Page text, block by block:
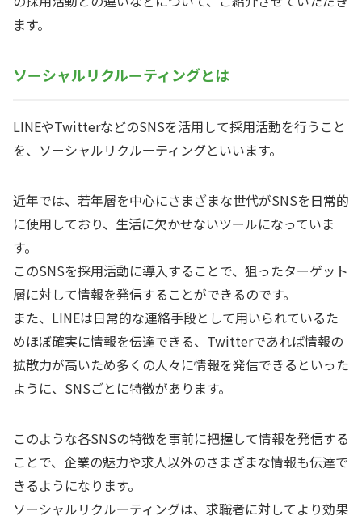
ます。
ソーシャルリクルーティングとは
LINEやTwitterなどのSNSを活用して採用活動を行うこと
を、ソーシャルリクルーティングといいます。
近年では、若年層を中心にさまざまな世代がSNSを日常的
に使用しており、生活に欠かせないツールになっていま
す。
このSNSを採用活動に導入することで、狙ったターゲット
層に対して情報を発信することができるのです。
また、LINEは日常的な連絡手段として用いられているた
めほぼ確実に情報を伝達できる、Twitterであれば情報の
拡散力が高いため多くの人々に情報を発信できるといった
ように、SNSごとに特徴があります。
このような各SNSの特徴を事前に把握して情報を発信する
ことで、企業の魅力や求人以外のさまざまな情報も伝達で
きるようになります。
ソーシャルリクルーティングは、求職者に対してより効果